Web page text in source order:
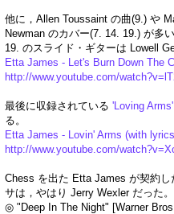
他に，Allen Toussaint の曲(9.) や
Newman のカバー(7. 14. 19.) が多
19. のスライド・ギターは Lowell
Etta James - Let's Burn Down The
http://www.youtube.com/
最後に収録されている 'Loving
る。
Etta James - Lovin' Arms (with
http://www.youtube.com/
Chess を出た Etta James が契約
サは，やはり Jerry Wexler だった。
◎ "Deep In The Night" [Warner